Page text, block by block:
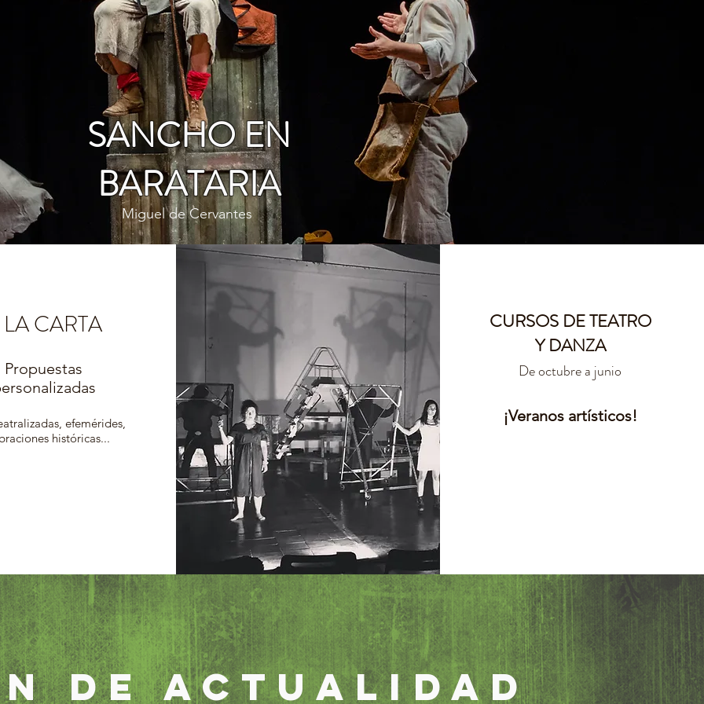
SANCHO EN
BARATARIA
Miguel de Cervantes
CARTA
Propuestas
efemérides,
históricas...
CURSOS DE TEATRO
Y DANZA
De octubre a junio
¡Veranos artísticos!
DE ACTUALIDAD